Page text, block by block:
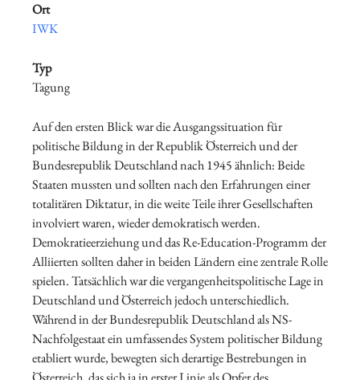
Ort
IWK
Typ
Tagung
Auf den ersten Blick war die Ausgangssituation für
politische Bildung in der Republik Österreich und der
Bundesrepublik Deutschland nach 1945 ähnlich: Beide
Staaten mussten und sollten nach den Erfahrungen einer
totalitären Diktatur, in die weite Teile ihrer Gesellschaften
involviert waren, wieder demokratisch werden.
Demokratieerziehung und das Re-Education-Programm der
Alliierten sollten daher in beiden Ländern eine zentrale Rolle
spielen. Tatsächlich war die vergangenheitspolitische Lage in
Deutschland und Österreich jedoch unterschiedlich.
Während in der Bundesrepublik Deutschland als NS-
Nachfolgestaat ein umfassendes System politischer Bildung
etabliert wurde, bewegten sich derartige Bestrebungen in